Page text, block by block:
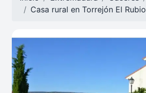
Casa rural en Torrejón El Rubio